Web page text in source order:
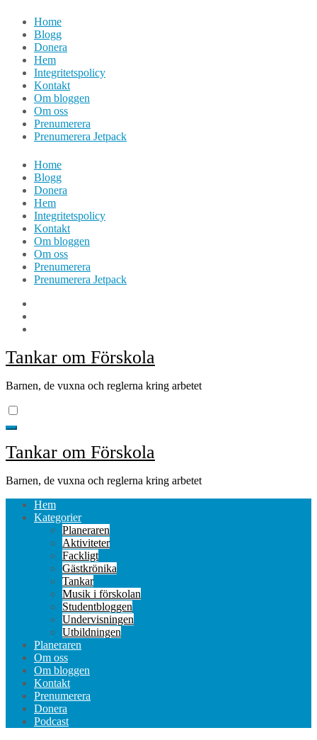
Hoppa
innehåll
Home
Blogg
Donera
Hem
Integritetspolicy
Kontakt
Om bloggen
Om oss
Prenumerera
Prenumerera Jetpack
Home
Blogg
Donera
Hem
Integritetspolicy
Kontakt
Om bloggen
Om oss
Prenumerera
Prenumerera Jetpack
Tankar om Förskola
Barnen, de vuxna och reglerna kring arbetet
Tankar om Förskola
Barnen, de vuxna och reglerna kring arbetet
Hem
Kategorier
Planeraren
Aktiviteter
Fackligt
Gästkrönika
Tankar
Musik i förskolan
Studentbloggen
Undervisningen
Utbildningen
Planeraren
Om oss
Om bloggen
Kontakt
Prenumerera
Donera
Podcast